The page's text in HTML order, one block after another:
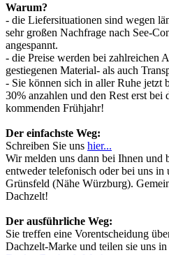
Warum?
- die Liefersituationen sind wegen
sehr großen Nachfrage nach See-
angespannt.
- die Preise werden bei zahlreichen
gestiegenen Material- als auch
- Sie können sich in aller Ruhe jetzt
30% anzahlen und den Rest erst bei
kommenden Frühjahr!
Der einfachste Weg:
Schreiben Sie uns hier...
Wir melden uns dann bei Ihnen und
entweder telefonisch oder bei uns in
Grünsfeld (Nähe Würzburg).
Dachzelt!
Der ausführliche Weg:
Sie treffen eine Vorentscheidung
Dachzelt-Marke und teilen sie uns